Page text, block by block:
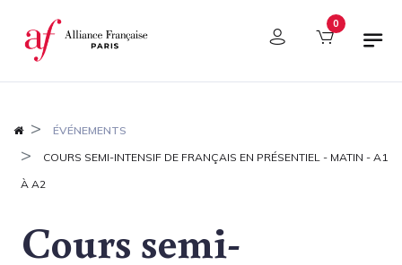
Panneau de gestion des cookies 0
ÉVÉNEMENTS
COURS SEMI-INTENSIF DE FRANÇAIS EN PRÉSENTIEL - MATIN - A1
À A2
Cours semi-